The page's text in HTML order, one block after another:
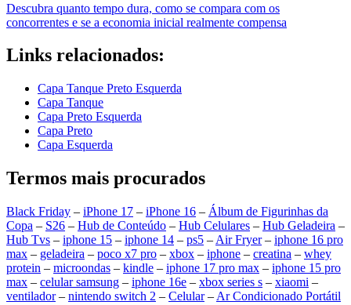
Descubra quanto tempo dura, como se compara com os
concorrentes e se a economia inicial realmente compensa
Links relacionados:
Capa Tanque Preto Esquerda
Capa Tanque
Capa Preto Esquerda
Capa Preto
Capa Esquerda
Termos mais procurados
Black Friday – iPhone 17 – iPhone 16 – Álbum de Figurinhas da
Copa – S26 – Hub de Conteúdo – Hub Celulares – Hub Geladeira –
Hub Tvs – iphone 15 – iphone 14 – ps5 – Air Fryer– iphone 16 pro
max – geladeira – poco x7 pro – xbox – iphone – creatina – whey
protein – microondas – kindle – iphone 17 pro max – iphone 15 pro
max – celular samsung – iphone 16e – xbox series s – xiaomi –
ventilador– nintendo switch 2 – Celular– Ar Condicionado Portátil